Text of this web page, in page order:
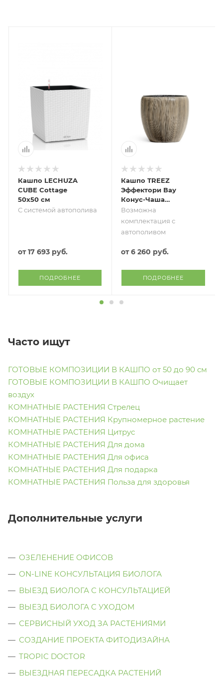
Кашпо LECHUZA
CUBE Cottage
50х50 см
С системой автополива
от17 693 руб.
ПОДРОБНЕЕ
Кашпо TREEZ
Эффектори Вау
Конус-Чаша
Капучино
Возможна
комплектация с
автополивом
от6 260 руб.
ПОДРОБНЕЕ
Часто ищут
ГОТОВЫЕ КОМПОЗИЦИИ В КАШПО от 50 до 90 см
ГОТОВЫЕ КОМПОЗИЦИИ В КАШПО Очищает
воздух
КОМНАТНЫЕ РАСТЕНИЯ Стрелец
КОМНАТНЫЕ РАСТЕНИЯ Крупномерное растение
КОМНАТНЫЕ РАСТЕНИЯ Цитрус
КОМНАТНЫЕ РАСТЕНИЯ Для дома
КОМНАТНЫЕ РАСТЕНИЯ Для офиса
КОМНАТНЫЕ РАСТЕНИЯ Для подарка
КОМНАТНЫЕ РАСТЕНИЯ Польза для здоровья
Дополнительные услуги
ОЗЕЛЕНЕНИЕ ОФИСОВ
ON-LINE КОНСУЛЬТАЦИЯ БИОЛОГА
ВЫЕЗД БИОЛОГА С КОНСУЛЬТАЦИЕЙ
ВЫЕЗД БИОЛОГА C УХОДОМ
СЕРВИСНЫЙ УХОД ЗА РАСТЕНИЯМИ
СОЗДАНИЕ ПРОЕКТА ФИТОДИЗАЙНА
TROPIC DOCTOR
ВЫЕЗДНАЯ ПЕРЕСАДКА РАСТЕНИЙ